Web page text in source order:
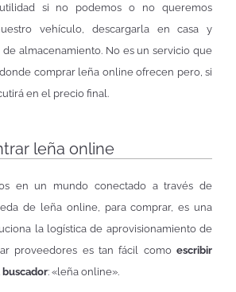
si no podemos o no queremos
vehículo, descargarla en casa y
almacenamiento. No es un servicio que
comprar leña online ofrecen pero, si
en el precio final.
leña online
en un mundo conectado a través de
de leña online, para comprar, es una
la logística de aprovisionamiento de
proveedores es tan fácil como escribir
buscador: «leña online».